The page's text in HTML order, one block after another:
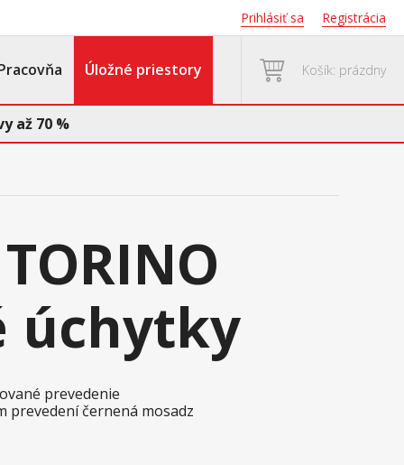
Prihlásiť sa Registrácia
Úložné priestory Košík: prázdny
až 70 %
úchytky
prevedenie
prevedení černená mosadz